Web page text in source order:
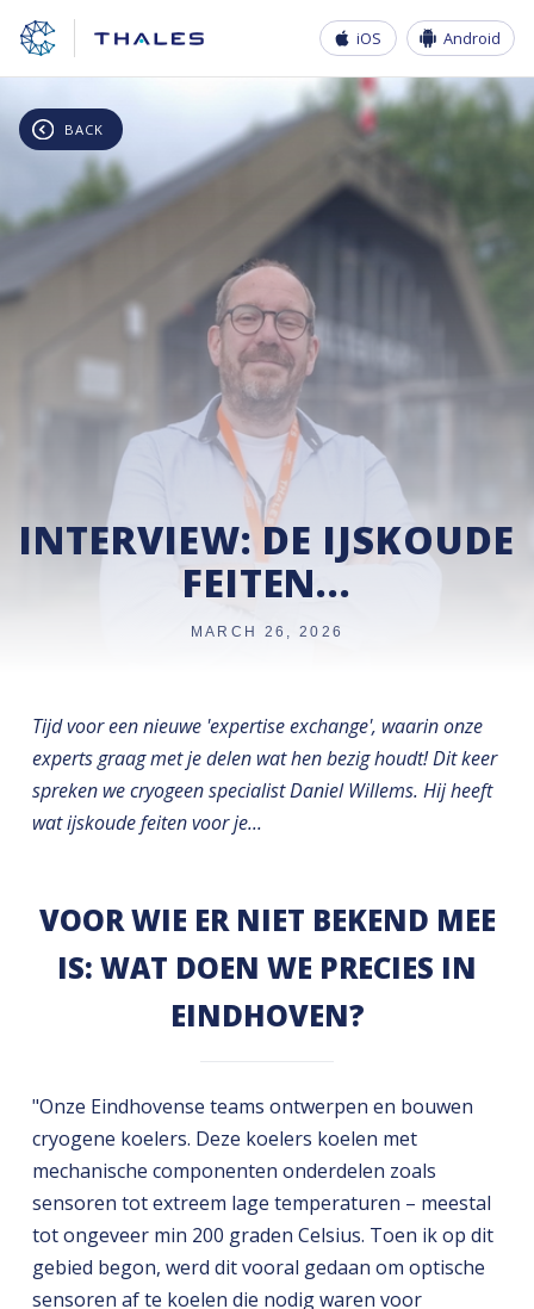
iOS Android
BACK
INTERVIEW: DE IJSKOUDE
FEITEN...
MARCH 26, 2026
Tijd voor een nieuwe 'expertise exchange', waarin onze
experts graag met je delen wat hen bezig houdt! Dit keer
spreken we cryogeen specialist Daniel Willems. Hij heeft
wat ijskoude feiten voor je...
VOOR WIE ER NIET BEKEND MEE
IS: WAT DOEN WE PRECIES IN
EINDHOVEN?
"Onze Eindhovense teams ontwerpen en bouwen
cryogene koelers. Deze koelers koelen met
mechanische componenten onderdelen zoals
sensoren tot extreem lage temperaturen – meestal
tot ongeveer min 200 graden Celsius. Toen ik op dit
gebied begon, werd dit vooral gedaan om optische
sensoren af te koelen die nodig waren voor